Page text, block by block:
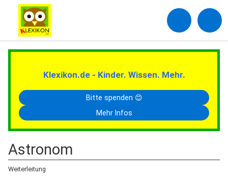
Klexikon.de - Kinder. Wissen. Mehr.
Bitte spenden 😊
Mehr Infos
Astronom
Weiterleitung